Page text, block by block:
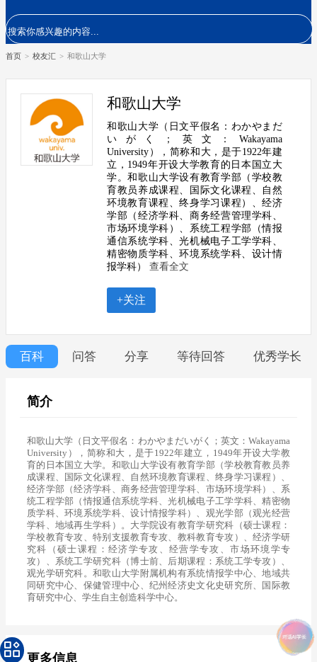
首页 > 校友汇 > 和歌山大学
和歌山大学
和歌山大学（日文平假名：わかやまだ
いがく；英文：Wakayama
University），简称和大，是于1922年建
立，1949年开设大学教育的日本国立大
学。和歌山大学设有教育学部（学校教
育教员养成课程、国际文化课程、自然
环境教育课程、终身学习课程）、经济
学部（经济学科、商务经营管理学科、
市场环境学科）、系统工程学部（情报
通信系统学科、光机械电子工学学科、
精密物质学科、环境系统学科、设计情
报学科） 查看全文
+关注
百科 问答 分享 等待回答 优秀学长
简介
和歌山大学（日文平假名：わかやまだいがく；英文：Wakayama
University），简称和大，是于1922年建立，1949年开设大学教
育的日本国立大学。和歌山大学设有教育学部（学校教育教员养
成课程、国际文化课程、自然环境教育课程、终身学习课程）、
经济学部（经济学科、商务经营管理学科、市场环境学科）、系
统工程学部（情报通信系统学科、光机械电子工学学科、精密物
质学科、环境系统学科、设计情报学科）、观光学部（观光经营
学科、地域再生学科）。大学院设有教育学研究科（硕士课程：
学校教育专攻、特别支援教育专攻、教科教育专攻）、经济学研
究科（硕士课程：经济学专攻、经营学专攻、市场环境学专
攻）、系统工学研究科（博士前、后期课程：系统工学专攻）、
观光学研究科。和歌山大学附属机构有系统情报学中心、地域共
同研究中心、保健管理中心、纪州经济史文化史研究所、国际教
更多信息